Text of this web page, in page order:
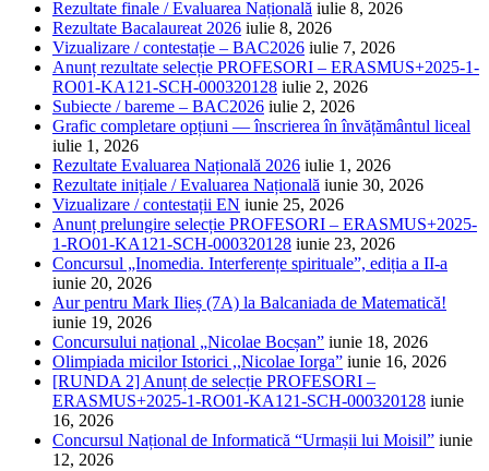
Rezultate finale / Evaluarea Națională iulie 8, 2026
Rezultate Bacalaureat 2026 iulie 8, 2026
Vizualizare / contestație – BAC2026 iulie 7, 2026
Anunț rezultate selecție PROFESORI – ERASMUS+2025-1-
RO01-KA121-SCH-000320128 iulie 2, 2026
Subiecte / bareme – BAC2026 iulie 2, 2026
Grafic completare opțiuni — înscrierea în învățământul liceal
iulie 1, 2026
Rezultate Evaluarea Națională 2026 iulie 1, 2026
Rezultate inițiale / Evaluarea Națională iunie 30, 2026
Vizualizare / contestații EN iunie 25, 2026
Anunț prelungire selecție PROFESORI – ERASMUS+2025-
1-RO01-KA121-SCH-000320128 iunie 23, 2026
Concursul „Inomedia. Interferențe spirituale”, ediția a II-a
iunie 20, 2026
Aur pentru Mark Ilieș (7A) la Balcaniada de Matematică!
iunie 19, 2026
Concursului național „Nicolae Bocșan” iunie 18, 2026
Olimpiada micilor Istorici ,,Nicolae Iorga” iunie 16, 2026
[RUNDA 2] Anunț de selecție PROFESORI –
ERASMUS+2025-1-RO01-KA121-SCH-000320128 iunie
16, 2026
Concursul Național de Informatică “Urmașii lui Moisil” iunie
12, 2026